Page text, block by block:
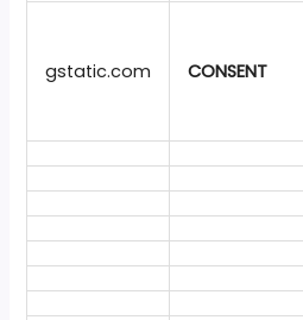
gstatic.com CONSENT